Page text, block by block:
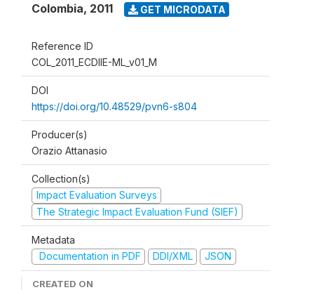
Colombia, 2011 GET MICRODATA
Reference ID
COL_2011_ECDIIE-ML_v01_M
DOI
https://doi.org/10.48529/pvn6-s804
Producer(s)
Orazio Attanasio
Collection(s)
Impact Evaluation Surveys
The Strategic Impact Evaluation Fund (SIEF)
Metadata
Documentation in PDF
DDI/XML JSON
CREATED ON